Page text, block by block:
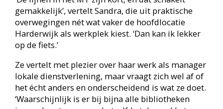
Bouwen voor de toekomst
Sandra’s focus ligt bij de fysieke omgeving van de
bibliotheek, maar wat behelst dat concreet?
‘Ik ben leidinggevende en verantwoordelijk voor
onder andere te zorgen dat medewerkers fluitend
naar hun werk komen en ook weer fluitend
vertrekken. Dat heeft bijvoorbeeld te maken met
de bezetting en het rooster, en met regelmatige
afstemming met mijn HRM-collega.’